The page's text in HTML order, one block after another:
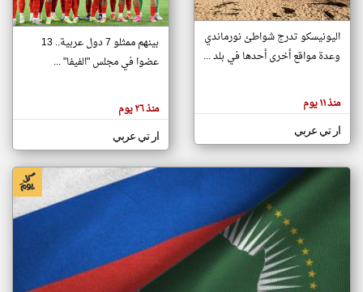
تغيير الدولة
اخبار جزر القمر على مدار الساعة
أهم اخبار جزر القمر العاجلة والمباشرة
هنا عن
وجهة
كاتبيها.
اليونيسكو تدرج شواطئ نورماندي
وعدة مواقع أخرى أحدها في بلد ...
منذ ١١ يوم
ار تي عربي
بينهم ممثلو 7 دول عربية.. 13
عضوا في مجلس "الفيفا" ...
منذ ٢٦ يوم
ار تي عربي
klyoum.com